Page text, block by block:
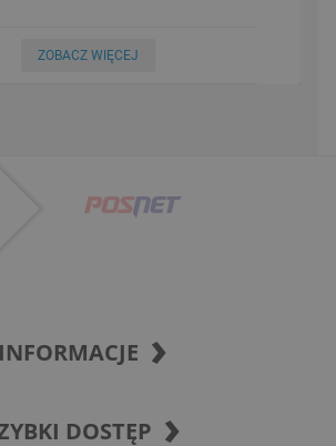
ZOBACZ WIĘCEJ
INFORMACJE
DOSTĘP